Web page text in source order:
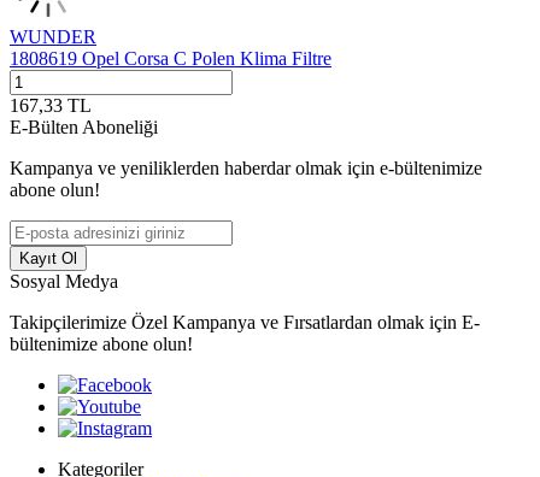
WUNDER
1808619 Opel Corsa C Polen Klima Filtre
167,33 TL
E-Bülten Aboneliği
Kampanya ve yeniliklerden haberdar olmak için e-bültenimize
abone olun!
Kayıt Ol
Sosyal Medya
Takipçilerimize Özel Kampanya ve Fırsatlardan olmak için E-
bültenimize abone olun!
Kategoriler